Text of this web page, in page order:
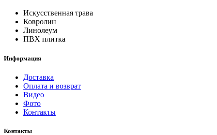
Искусственная трава
Ковролин
Линолеум
ПВХ плитка
Информация
Доставка
Оплата и возврат
Видео
Фото
Контакты
Контакты